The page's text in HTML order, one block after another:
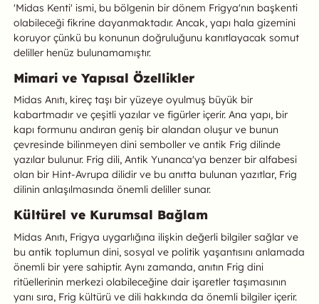
'Midas Kenti' ismi, bu bölgenin bir dönem Frigya'nın başkenti
olabileceği fikrine dayanmaktadır. Ancak, yapı hala gizemini
koruyor çünkü bu konunun doğruluğunu kanıtlayacak somut
deliller henüz bulunamamıştır.
Mimari ve Yapısal Özellikler
Midas Anıtı, kireç taşı bir yüzeye oyulmuş büyük bir
kabartmadır ve çeşitli yazılar ve figürler içerir. Ana yapı, bir
kapı formunu andıran geniş bir alandan oluşur ve bunun
çevresinde bilinmeyen dini semboller ve antik Frig dilinde
yazılar bulunur. Frig dili, Antik Yunanca'ya benzer bir alfabesi
olan bir Hint-Avrupa dilidir ve bu anıtta bulunan yazıtlar, Frig
dilinin anlaşılmasında önemli deliller sunar.
Kültürel ve Kurumsal Bağlam
Midas Anıtı, Frigya uygarlığına ilişkin değerli bilgiler sağlar ve
bu antik toplumun dini, sosyal ve politik yaşantısını anlamada
önemli bir yere sahiptir. Aynı zamanda, anıtın Frig dini
ritüellerinin merkezi olabileceğine dair işaretler taşımasının
yanı sıra, Frig kültürü ve dili hakkında da önemli bilgiler içerir.